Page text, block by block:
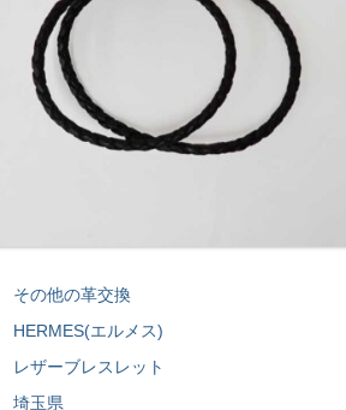
その他の革交換
HERMES(エルメス)
レザーブレスレット
埼玉県